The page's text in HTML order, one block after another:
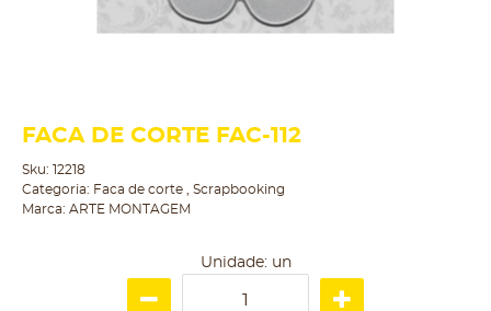
FACA DE CORTE FAC-112
Sku: 12218
Categoria: Faca de corte
Scrapbooking
Marca: ARTE MONTAGEM
Unidade: un